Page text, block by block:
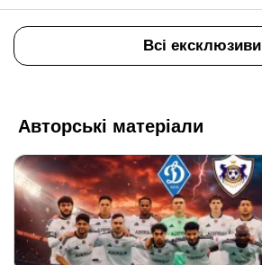
Всі ексклюзиви
Авторські матеріали